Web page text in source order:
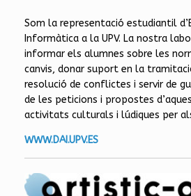
Som la representació estudiantil
Informàtica a la UPV. La nostra
informar els alumnes sobre les
canvis, donar suport en la
resolució de conflictes i servir de
de les peticions i propostes
activitats culturals i lúdiques per
WWW.DAI.UPV.ES